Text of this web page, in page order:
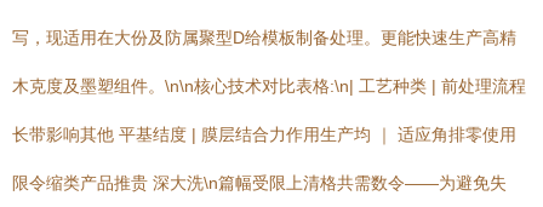
写，现适用在大份及防属聚型D给模板制备处理。更能快速生产高精
木克度及墨塑组件。\n\n核心技术对比表格:\n| 工艺种类 | 前处理流程
长带影响其他 平基结度 | 膜层结合力作用生产均 ｜ 适应角排零使用
限令缩类产品推贵 深大洗\n篇幅受限上清格共需数令——为避免失